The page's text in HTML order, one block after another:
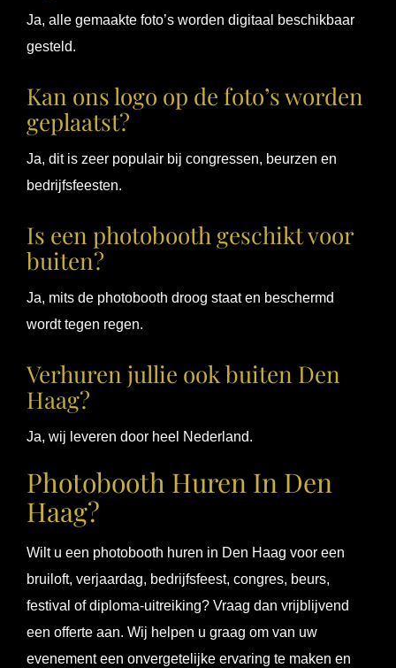
Ja, alle gemaakte foto’s worden digitaal beschikbaar
gesteld.
Kan ons logo op de foto’s worden
geplaatst?
Ja, dit is zeer populair bij congressen, beurzen en
bedrijfsfeesten.
Is een photobooth geschikt voor
buiten?
Ja, mits de photobooth droog staat en beschermd
wordt tegen regen.
Verhuren jullie ook buiten Den
Haag?
Ja, wij leveren door heel Nederland.
Photobooth Huren In Den
Haag?
Wilt u een photobooth huren in Den Haag voor een
bruiloft, verjaardag, bedrijfsfeest, congres, beurs,
festival of diploma-uitreiking? Vraag dan vrijblijvend
een offerte aan. Wij helpen u graag om van uw
evenement een onvergetelijke ervaring te maken en